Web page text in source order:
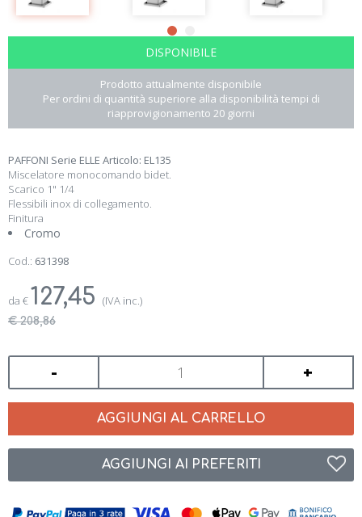
DISPONIBILE
Prodotto attualmente disponibile
Per ordini di quantità superiore alla disponibilità tempi di
riapprovigionamento 20 giorni
PAFFONI Serie ELLE Articolo: EL135
Miscelatore monocomando bidet.
Scarico 1" 1/4
Flessibili inox di collegamento.
Finitura
Cromo
Cod.: 631398
da €127,45 (IVA inc.)
€ 208,86
- +
AGGIUNGI AL CARRELLO
AGGIUNGI AI PREFERITI